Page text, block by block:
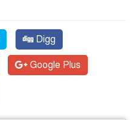
Digg
Google Plus